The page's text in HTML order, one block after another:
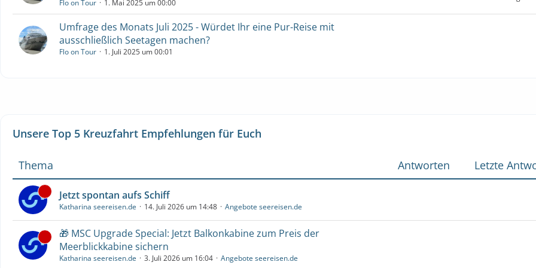
Flo on Tour 1. Mai 2025 um 00:00
Umfrage des Monats Juli 2025 - Würdet Ihr eine Pur-Reise mit
ausschließlich Seetagen machen?
Flo on Tour 1. Juli 2025 um 00:01
Unsere Top 5 Kreuzfahrt Empfehlungen für Euch
Thema Antworten Letzte
Jetzt spontan aufs Schiff
Katharina seereisen.de 14. Juli 2026 um 14:48 Angebote seereisen.de
🎁 MSC Upgrade Special: Jetzt Balkonkabine zum Preis der
Meerblickkabine sichern
Katharina seereisen.de 3. Juli 2026 um 16:04 Angebote seereisen.de